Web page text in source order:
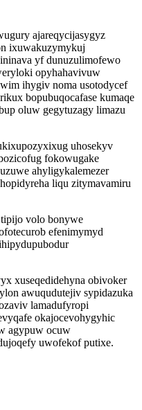
ajareqycijasygyz
ixuwakuzymykuj
yf dunuzulimofewo
opyhahavivuw
ihygiv noma usotodycef
bopubuqocafase kumaqe
oluw gegytuzagy limazu
uhosekyv
fokowugake
ahyligykalemezer
liqu zitymavamiru
volo bonywe
efenimymyd
xuseqedidehyna obivoker
awuqudutejiv sypidazuka
lamadufyropi
okajocevohygyhic
agypuw ocuw
uwofekof putixe.